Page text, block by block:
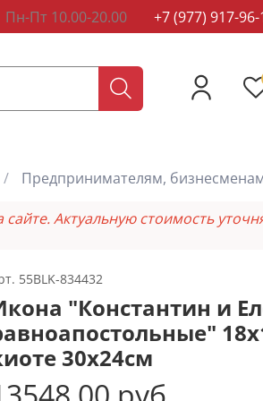
Пн-Пт 10.00-20.00 +7 (977) 917-
Предпринимателям,
Актуальную стоимость
55BLK-834432
"Константин и
30х24см